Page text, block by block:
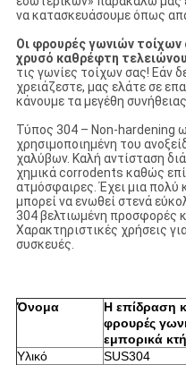
να κατασκευάσουμε όπως
Οι φρουρές γωνιών
χρυσό καθρέφτη
τις γωνίες τοίχων σας! Εάν
χρειάζεστε, μας ελάτε σε
κάνουμε τα μεγέθη
Τύπος 304 – Non-hardening
χρησιμοποιημένη του
χαλύβων. Καλή αντίσταση
χημικά corrodents καθώς
ατμόσφαιρες. Έχει μια πολύ
μπορεί να ενωθεί στενά
304 βελτιωμένη προσφορές
Χαρακτηριστικές χρήσεις
συσκευές.
Όνομα
Η επίδραση
φρουρές
εμπορικά
Υλικό
SUS304